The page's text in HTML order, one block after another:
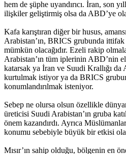
hem de şüphe uyandırıcı. İran, son
ilişkiler geliştirmiş olsa da ABD’ye
Kafa karıştıran diğer bir husus,
Arabistan’ın, BRICS grubunda
mümkün olacağıdır. Ezeli rakip
Arabistan’ın tüm iplerinin ABD’nin
katarsak ya İran ve Suudi Krallığı da
kurtulmak istiyor ya da BRICS
konumlandırılmak isteniyor.
Sebep ne olursa olsun özellikle
üreticisi Suudi Arabistan’ın gruba
önem kazandırdı. Ayrıca Müslümanlar
konumu sebebiyle büyük bir etkisi
Mısır’ın sahip olduğu, bölgenin en